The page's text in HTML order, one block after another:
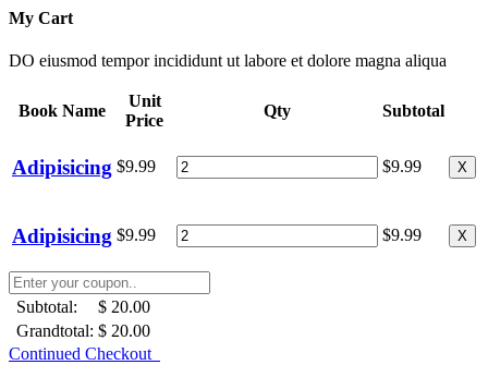
My Cart
DO eiusmod tempor incididunt ut labore et dolore magna aliqua
Book Name
Unit
Price
Qty Subtotal
Adipisicing $9.99 $9.99 X
Adipisicing $9.99 $9.99 X
Subtotal:
$ 20.00
Grandtotal: $ 20.00
Continued Checkout